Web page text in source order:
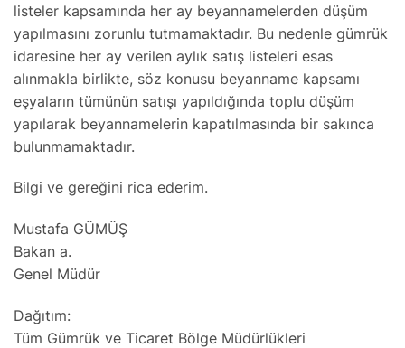
listeler kapsamında her ay beyannamelerden düşüm
yapılmasını zorunlu tutmamaktadır. Bu nedenle gümrük
idaresine her ay verilen aylık satış listeleri esas
alınmakla birlikte, söz konusu beyanname kapsamı
eşyaların tümünün satışı yapıldığında toplu düşüm
yapılarak beyannamelerin kapatılmasında bir sakınca
bulunmamaktadır.
Bilgi ve gereğini rica ederim.
Mustafa GÜMÜŞ
Bakan a.
Genel Müdür
Dağıtım:
Tüm Gümrük ve Ticaret Bölge Müdürlükleri